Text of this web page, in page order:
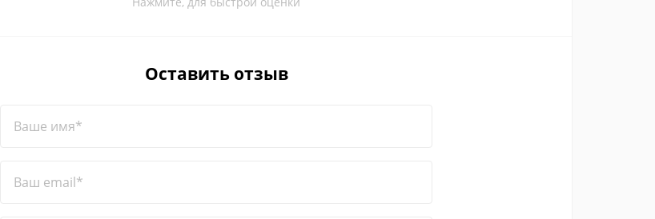
Оставить отзыв
Ваше имя*
Ваш email*